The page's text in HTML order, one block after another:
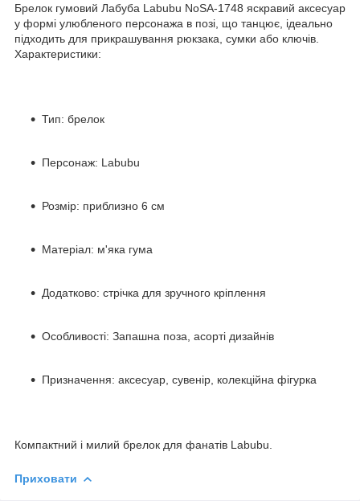
Брелок гумовий Лабуба Labubu NoSA-1748 яскравий аксесуар
у формі улюбленого персонажа в позі, що танцює, ідеально
підходить для прикрашування рюкзака, сумки або ключів.
Характеристики:
Тип: брелок
Персонаж: Labubu
Розмір: приблизно 6 см
Матеріал: м'яка гума
Додатково: стрічка для зручного кріплення
Особливості: Запашна поза, асорті дизайнів
Призначення: аксесуар, сувенір, колекційна фігурка
Компактний і милий брелок для фанатів Labubu.
Приховати